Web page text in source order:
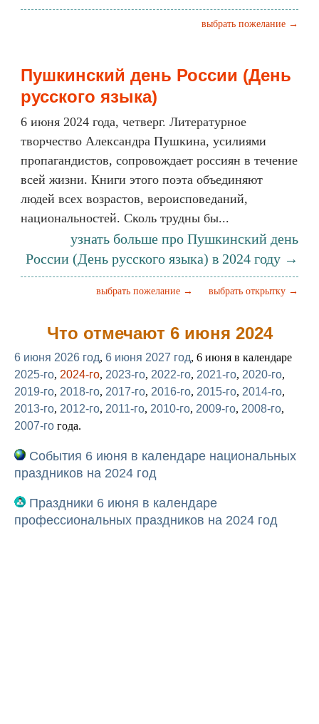
выбрать пожелание →
Пушкинский день России (День
русского языка)
6 июня 2024 года, четверг. Литературное
творчество Александра Пушкина, усилиями
пропагандистов, сопровождает россиян в течение
всей жизни. Книги этого поэта объединяют
людей всех возрастов, вероисповеданий,
национальностей. Сколь трудны бы...
узнать больше про Пушкинский день
России (День русского языка) в 2024 году →
выбрать открытку →
выбрать пожелание →
Что отмечают 6 июня 2024
6 июня 2026 год, 6 июня 2027 год, 6 июня в календаре
2025-го, 2024-го, 2023-го, 2022-го, 2021-го, 2020-го,
2019-го, 2018-го, 2017-го, 2016-го, 2015-го, 2014-го,
2013-го, 2012-го, 2011-го, 2010-го, 2009-го, 2008-го,
2007-го года.
События 6 июня в календаре национальных
праздников на 2024 год
Праздники 6 июня в календаре
профессиональных праздников на 2024 год